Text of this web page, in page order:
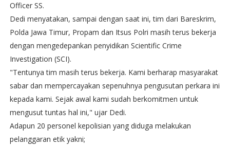
Officer SS.
Dedi menyatakan, sampai dengan saat ini, tim dari Bareskrim,
Polda Jawa Timur, Propam dan Itsus Polri masih terus bekerja
dengan mengedepankan penyidikan Scientific Crime
Investigation (SCI).
"Tentunya tim masih terus bekerja. Kami berharap masyarakat
sabar dan mempercayakan sepenuhnya pengusutan perkara ini
kepada kami. Sejak awal kami sudah berkomitmen untuk
mengusut tuntas hal ini," ujar Dedi.
Adapun 20 personel kepolisian yang diduga melakukan
pelanggaran etik yakni;